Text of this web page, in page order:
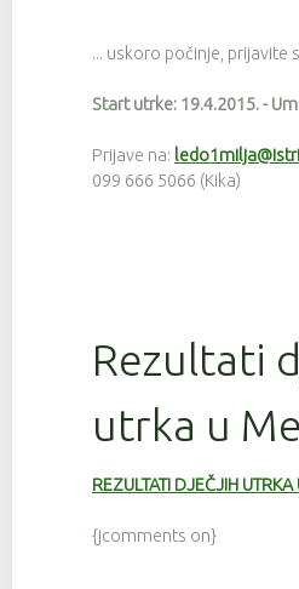
... uskoro počinje, prijavite
Start utrke: 19.4.2015. -
Prijave na:
099 666 5066 (Kika)
Rezultati
utrka u
REZULTATI DJEČJIH
{jcomments on}